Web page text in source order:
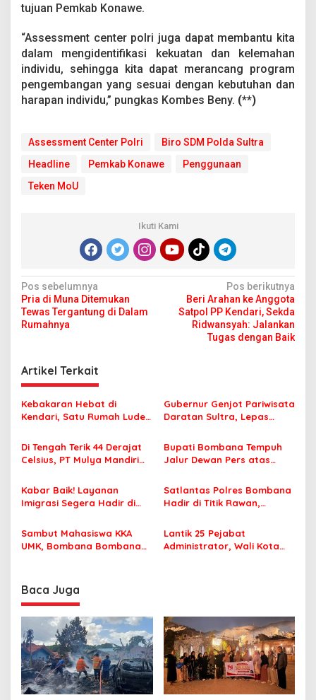
tujuan Pemkab Konawe.
“Assessment center polri juga dapat membantu kita
dalam mengidentifikasi kekuatan dan kelemahan
individu, sehingga kita dapat merancang program
pengembangan yang sesuai dengan kebutuhan dan
harapan individu,” pungkas Kombes Beny. (**)
Assessment Center Polri
Biro SDM Polda Sultra
Headline
Pemkab Konawe
Penggunaan
Teken MoU
Ikuti Kami
N
a
v
g
a
s
i
p
o
s
Pos sebelumnya
Pria di Muna Ditemukan
Tewas Tergantung di Dalam
Rumahnya
Pos berikutnya
Beri Arahan ke Anggota
Satpol PP Kendari, Sekda
Ridwansyah: Jalankan
Tugas dengan Baik
Artikel Terkait
Kebakaran Hebat di
Kendari, Satu Rumah Ludes
Gubernur Genjot Pariwisata
Daratan Sultra, Lepas
Tiga Kabupaten Unggulan
Di Tengah Terik 44 Derajat
Celsius, PT Mulya Mandiri
Jamaah Tetap Sehat dan
Nyaman Beribadah
Bupati Bombana Tempuh
Jalur Dewan Pers atas
Korupsi Jembatan Cirauci II
Kabar Baik! Layanan
Imigrasi Segera Hadir di
Perlu Lagi ke Kendari
Satlantas Polres Bombana
Hadir di Titik Rawan,
Sekolah dengan Aman
Sambut Mahasiswa KKA
UMK, Bombana Bombana
Lantik 25 Pejabat
Administrator, Wali Kota
Baca Juga